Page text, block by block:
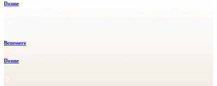
Donne
Benessere
Donne